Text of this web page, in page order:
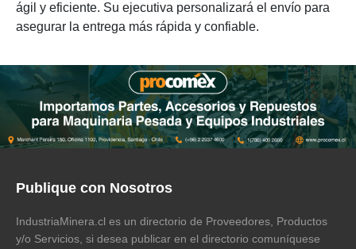
ágil y eficiente. Su ejecutiva personalizará el envío para
asegurar la entrega más rápida y confiable.
Publique con Nosotros
IndustriaMinera.cl es un directorio de Proveedores, Productos
y/o Servicios, si desea publicar en el directorio comuníquese